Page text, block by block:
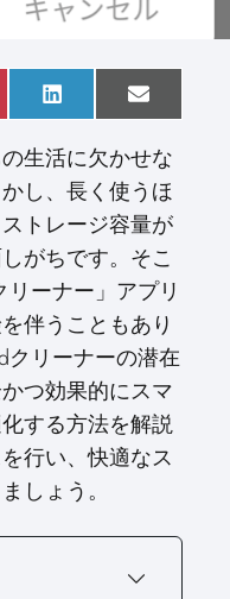
S
h
a
r
e
o
n
L
i
n
k
e
d
I
n
S
h
r
e
o
n
E
m
i
生活に欠かせな
し、長く使うほ
トレージ容量が
がちです。そこ
ーナー」アプリ
伴うこともあり
クリーナーの潜在
つ効果的にスマ
する方法を解説
行い、快適なス
しょう。